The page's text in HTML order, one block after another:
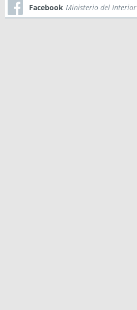
Facebook Ministerio del Interior